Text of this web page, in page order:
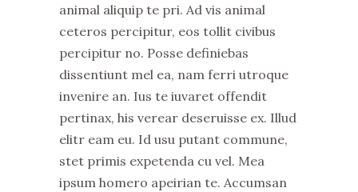
animal aliquip te pri. Ad vis animal
ceteros percipitur, eos tollit civibus
percipitur no. Posse definiebas
dissentiunt mel ea, nam ferri utroque
invenire an. Ius te iuvaret offendit
pertinax, his verear deseruisse ex. Illud
elitr eam eu. Id usu putant commune,
stet primis expetenda cu vel. Mea
ipsum homero apeirian te. Accumsan